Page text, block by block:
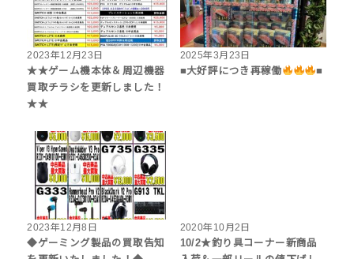
2023年12月23日
★★ゲーム機本体＆周辺機器
買取チラシを更新しました！
★★
2025年3月23日
■大好評につき再稼働
■
2023年12月8日
◆ゲーミング製品の買取告知
2020年10月2日
10/2★釣り具コーナー新商品